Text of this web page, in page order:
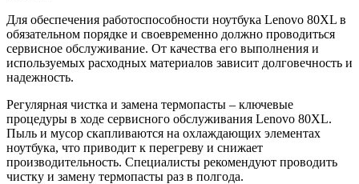
Для обеспечения работоспособности ноутбука Lenovo 80XL в
обязательном порядке и своевременно должно проводиться
сервисное обслуживание. От качества его выполнения и
используемых расходных материалов зависит долговечность и
надежность.
Регулярная чистка и замена термопасты – ключевые
процедуры в ходе сервисного обслуживания Lenovo 80XL.
Пыль и мусор скапливаются на охлаждающих элементах
ноутбука, что приводит к перегреву и снижает
производительность. Специалисты рекомендуют проводить
чистку и замену термопасты раз в полгода.